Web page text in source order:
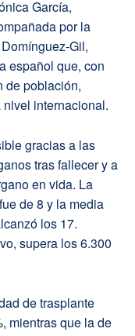
García,
por la
Gil,
español que, con
de población,
internacional.
gracias a las
tras fallecer y a
en vida. La
de 8 y la media
los 17.
supera los 6.300
de trasplante
mientras que la de